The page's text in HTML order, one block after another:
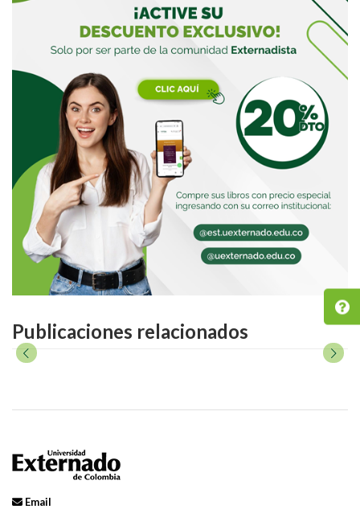
Publicaciones relacionados
Email